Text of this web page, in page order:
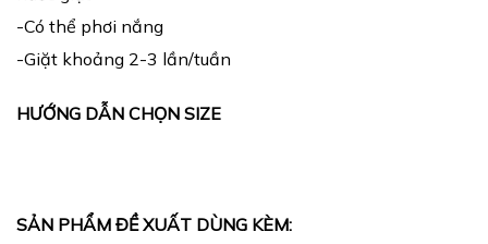
-Có thể phơi nắng
-Giặt khoảng 2-3 lần/tuần
HƯỚNG DẪN CHỌN SIZE
SẢN PHẨM ĐỀ XUẤT DÙNG KÈM: